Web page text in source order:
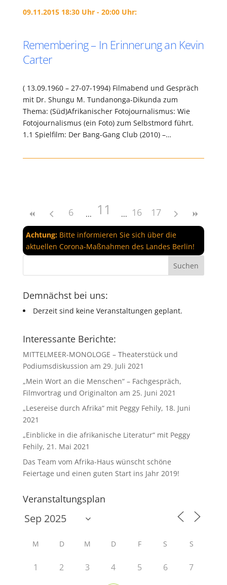
09.11.2015 18:30 Uhr - 20:00 Uhr:
Remembering – In Erinnerung an Kevin
Carter
( 13.09.1960 – 27-07-1994) Filmabend und Gespräch
mit Dr. Shungu M. Tundanonga-Dikunda zum
Thema: (Süd)Afrikanischer Fotojournalismus: Wie
Fotojournalismus (ein Foto) zum Selbstmord führt.
1.1 Spielfilm: Der Bang-Gang Club (2010) –…
6 11 16 17
Achtung:Bitte informieren Sie sich über die
aktuellen Corona-Maßnahmen des Landes Berlin!
Demnächst bei uns:
Derzeit sind keine Veranstaltungen geplant.
Interessante Berichte:
MITTELMEER-MONOLOGE – Theaterstück und
Podiumsdiskussion am 29. Juli 2021
„Mein Wort an die Menschen“ – Fachgespräch,
Filmvortrag und Originalton am 25. Juni 2021
„Lesereise durch Afrika“ mit Peggy Fehily, 18. Juni
2021
„Einblicke in die afrikanische Literatur“ mit Peggy
Fehily, 21. Mai 2021
Das Team vom Afrika-Haus wünscht schöne
Feiertage und einen guten Start ins Jahr 2019!
Veranstaltungsplan
M D M D F S S
1 2 3 4 5 6 7